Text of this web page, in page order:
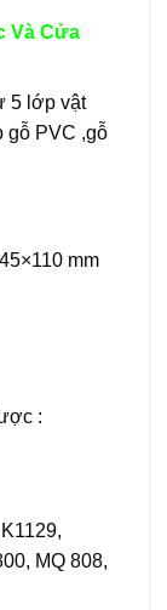
Và Cửa
5 lớp vật
gỗ PVC ,gỗ
mm
:
MQ 808,